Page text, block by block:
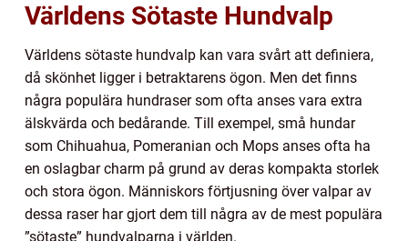
Världens Sötaste Hundvalp
Världens sötaste hundvalp kan vara svårt att definiera,
då skönhet ligger i betraktarens ögon. Men det finns
några populära hundraser som ofta anses vara extra
älskvärda och bedårande. Till exempel, små hundar
som Chihuahua, Pomeranian och Mops anses ofta ha
en oslagbar charm på grund av deras kompakta storlek
och stora ögon. Människors förtjusning över valpar av
dessa raser har gjort dem till några av de mest populära
”sötaste” hundvalparna i världen.